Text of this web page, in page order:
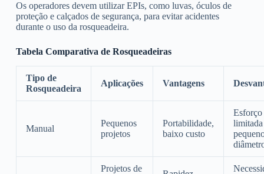
Os operadores devem utilizar EPIs, como luvas, óculos de
proteção e calçados de segurança, para evitar acidentes
durante o uso da rosqueadeira.
Tabela Comparativa de Rosqueadeiras
Tipo de
Rosqueadeira
Aplicações Vantagens
Manual
Pequenos
projetos
Portabilidade,
baixo custo
limitada
Projetos de